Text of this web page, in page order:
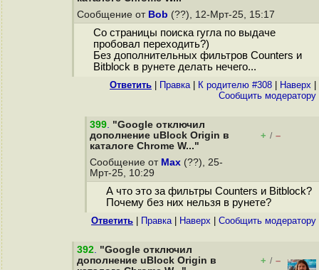
Сообщение от Bob (??), 12-Мрт-25, 15:17
Со страницы поиска гугла по выдаче
пробовал переходить?)
Без дополнительных фильтров Counters и
Bitblock в рунете делать нечего...
Ответить Правка| К родителю #308 Наверх
Cообщить модератору
399. "Google отключил
дополнение uBlock Origin в
каталоге Chrome W..."
+ / –
Сообщение от Max (??), 25-
Мрт-25, 10:29
А что это за фильтры Counters и Bitblock?
Почему без них нельзя в рунете?
Ответить Правка| Наверх Cообщить модератору
392. "Google отключил
дополнение uBlock Origin в
+ / –